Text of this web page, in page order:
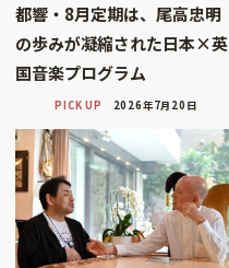
都響・8月定期は、尾高忠明
の歩みが凝縮された日本×英
国音楽プログラム
PICK UP 2026年7月20日